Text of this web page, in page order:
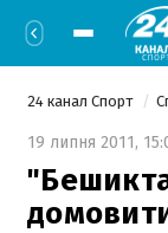
24 канал Спорт
19 липня 2011,